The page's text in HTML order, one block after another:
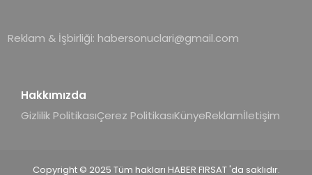
Reklam & İşbirliği: habersonuclari@gmail.com
Hakkımızda
Gizlilik PolitikasıÇerez PolitikasıKünyeReklamİletişim
Copyright © 2025 Tüm hakları HABER FIRSAT 'da saklıdır.